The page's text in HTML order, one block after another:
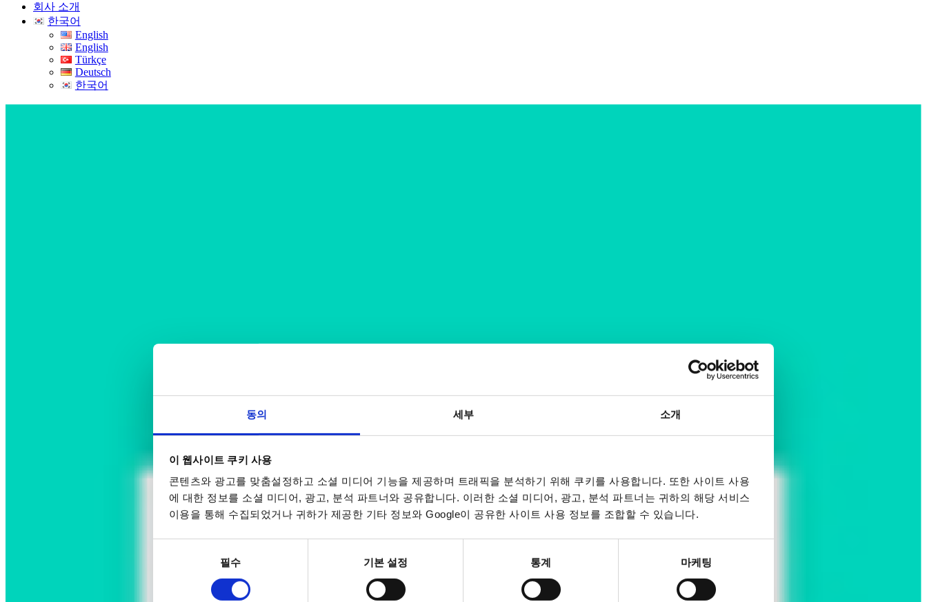
동의 세부 소개
이 웹사이트 쿠키 사용
콘텐츠와 광고를 맞춤설정하고 소셜 미디어 기능을 제공하며 트래픽을 분석하기 위해 쿠키를 사용합니다. 또한 사이트 사용
에 대한 정보를 소셜 미디어, 광고, 분석 파트너와 공유합니다. 이러한 소셜 미디어, 광고, 분석 파트너는 귀하의 해당 서비스
이용을 통해 수집되었거나 귀하가 제공한 기타 정보와 Google이 공유한 사이트 사용 정보를 조합할 수 있습니다.
필수 기본 설정 통계 마케팅
회사 소개
한국어
English
English
Türkçe
Deutsch
한국어